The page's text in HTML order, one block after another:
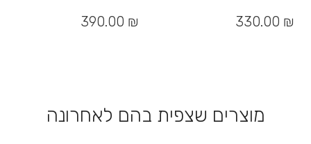
זה
האפשרויות
390.00 ₪
330.00 ₪
מוצרים שצפית בהם לאחרונה